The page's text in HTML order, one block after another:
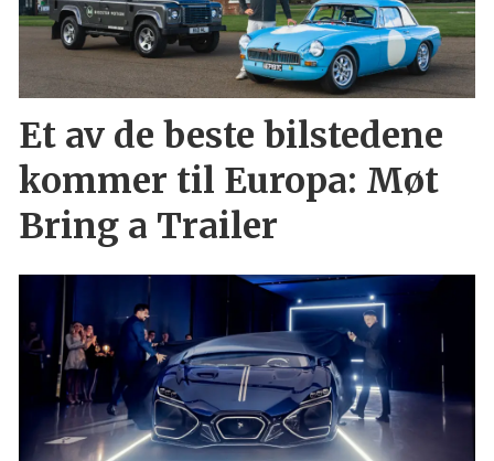
Et av de beste bilstedene
kommer til Europa: Møt
Bring a Trailer